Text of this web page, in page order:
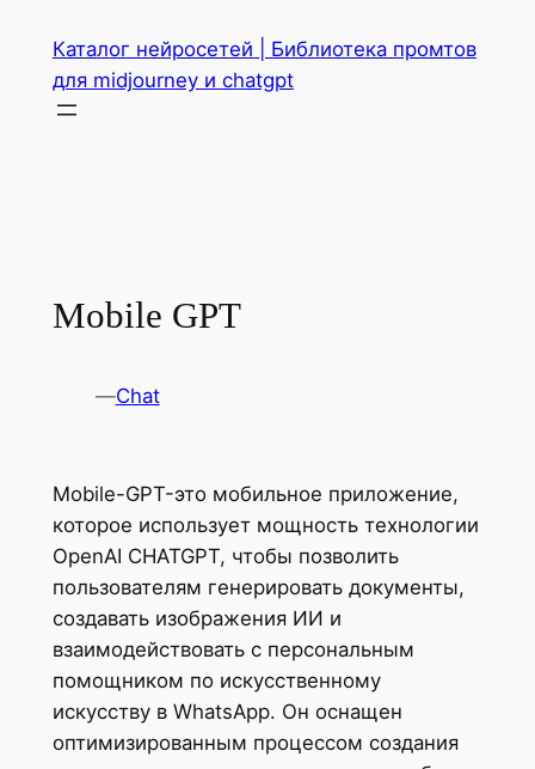
содержимому
Каталог нейросетей | Библиотека промтов
для midjourney и chatgpt
Mobile GPT
—Chat
Mobile-GPT-это мобильное приложение,
которое использует мощность технологии
OpenAI CHATGPT, чтобы позволить
пользователям генерировать документы,
создавать изображения ИИ и
взаимодействовать с персональным
помощником по искусственному
искусству в WhatsApp. Он оснащен
оптимизированным процессом создания